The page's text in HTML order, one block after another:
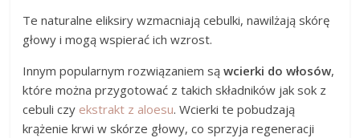
Te naturalne eliksiry wzmacniają cebulki, nawilżają skórę
głowy i mogą wspierać ich wzrost.
Innym popularnym rozwiązaniem sąwcierki do włosów,
które można przygotować z takich składników jak sok z
cebuli czy ekstrakt z aloesu. Wcierki te pobudzają
krążenie krwi w skórze głowy, co sprzyja regeneracji